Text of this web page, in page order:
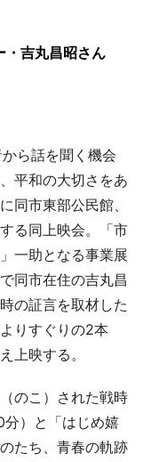
・吉丸昌昭さん
ら話を聞く機会
平和の大切さをあ
同市東部公民館、
る同上映会。「市
一助となる事業展
同市在住の吉丸昌
の証言を取材した
りすぐりの2本
上映する。
のこ）された戦時
）と「はじめ嬉
たち、青春の軌跡